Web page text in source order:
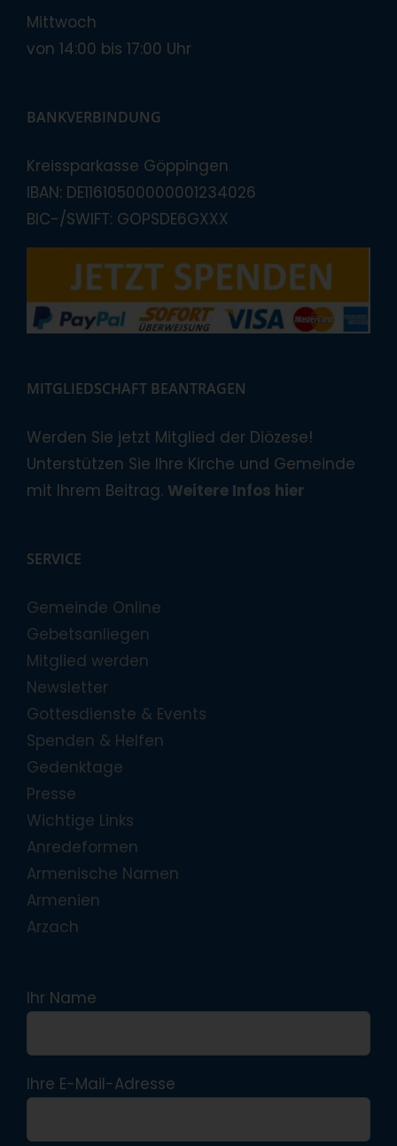
Mittwoch
von 14:00 bis 17:00 Uhr
BANKVERBINDUNG
Kreissparkasse Göppingen
IBAN: DE11610500000001234026
BIC-/SWIFT: GOPSDE6GXXX
MITGLIEDSCHAFT BEANTRAGEN
Werden Sie jetzt Mitglied der Diözese!
Unterstützen Sie Ihre Kirche und Gemeinde
mit Ihrem Beitrag. Weitere Infos hier
SERVICE
Gemeinde Online
Gebetsanliegen
Mitglied werden
Newsletter
Gottesdienste & Events
Spenden & Helfen
Gedenktage
Presse
Wichtige Links
Anredeformen
Armenische Namen
Armenien
Arzach
Ihr Name
Ihre E-Mail-Adresse